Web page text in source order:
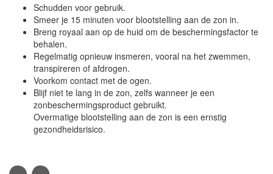
Schudden voor gebruik.
Smeer je 15 minuten voor blootstelling aan de zon in.
Breng royaal aan op de huid om de beschermingsfactor te
behalen.
Regelmatig opnieuw insmeren, vooral na het zwemmen,
transpireren of afdrogen.
Voorkom contact met de ogen.
Blijf niet te lang in de zon, zelfs wanneer je een
zonbeschermingsproduct gebruikt.
Overmatige blootstelling aan de zon is een ernstig
gezondheidsrisico.